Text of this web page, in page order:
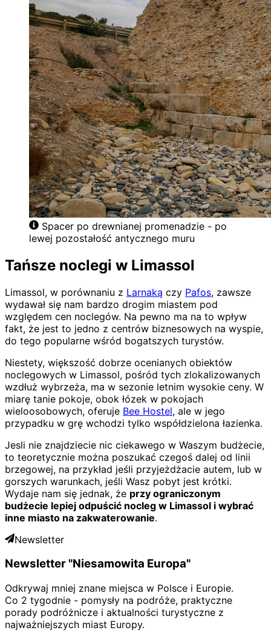
Spacer po drewnianej promenadzie - po
lewej pozostałość antycznego muru
Tańsze noclegi w Limassol
Limassol, w porównaniu z Larnaką czy Pafos, zawsze
wydawał się nam bardzo drogim miastem pod
względem cen noclegów. Na pewno ma na to wpływ
fakt, że jest to jedno z centrów biznesowych na wyspie,
do tego popularne wśród bogatszych turystów.
Niestety, większość dobrze ocenianych obiektów
noclegowych w Limassol, pośród tych zlokalizowanych
wzdłuż wybrzeża, ma w sezonie letnim wysokie ceny. W
miarę tanie pokoje, obok łózek w pokojach
wieloosobowych, oferuje Bee Hostel, ale w jego
przypadku w grę wchodzi tylko współdzielona łazienka.
Jesli nie znajdziecie nic ciekawego w Waszym budżecie,
to teoretycznie można poszukać czegoś dalej od linii
brzegowej, na przykład jeśli przyjeżdżacie autem, lub w
gorszych warunkach, jeśli Wasz pobyt jest krótki.
Wydaje nam się jednak, że przy ograniczonym
budżecie lepiej odpuścić nocleg w Limassol i wybrać
inne miasto na zakwaterowanie.
Newsletter
Newsletter "Niesamowita Europa"
Odkrywaj mniej znane miejsca w Polsce i Europie.
Co 2 tygodnie - pomysły na podróże, praktyczne
porady podróżnicze i aktualności turystyczne z
najważniejszych miast Europy.